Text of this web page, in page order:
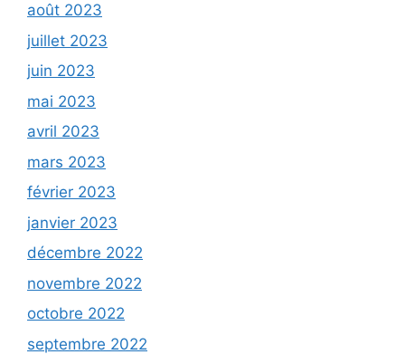
août 2023
juillet 2023
juin 2023
mai 2023
avril 2023
mars 2023
février 2023
janvier 2023
décembre 2022
novembre 2022
octobre 2022
septembre 2022